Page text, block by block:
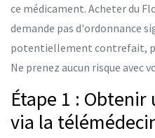
ce médicament. Acheter du
demande pas d'ordonnance
potentiellement contrefait,
Ne prenez aucun risque avec
Étape 1 :
via la